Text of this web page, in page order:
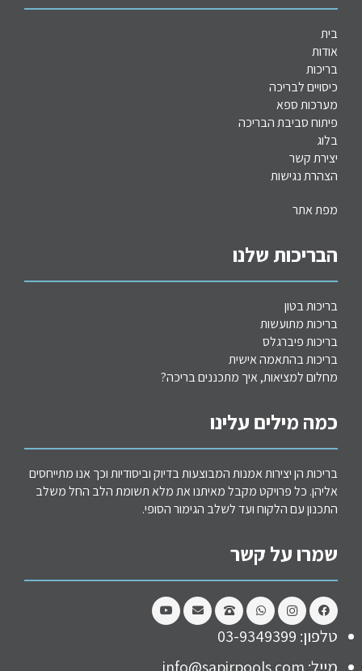
בית
אודות
בריכות
כיסויים לבריכה
מערכותספא
פיתוח סביבת הבריכה
בלוג
יצירת קשר
הצהרת נגישות
מפת אתר
הבריכות שלנו
בריכות בטון
בריכות מתועשות
בריכות פיברגלס
בריכות בהתאמה אישית
מחלום למציאות, איך מתכננים בריכה?
כמה מילים עלינו
בריכות הן יצירות אמנות המבוצעות בדיוק וביסודיות וכך אנו מתייחסים
אליהן. כל פרויקט מקבל מאיתנו את מלא תשומת הלב החל משלב
התכנון עם הלקוח ועד לשלב הגימור הסופי.
שמרו על קשר
טלפון: 03-9349399